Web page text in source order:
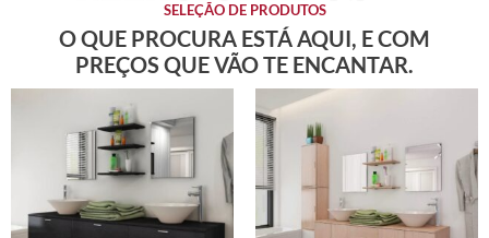
SELEÇÃO DE PRODUTOS
O QUE PROCURA ESTÁ AQUI, E COM
PREÇOS QUE VÃO TE ENCANTAR.